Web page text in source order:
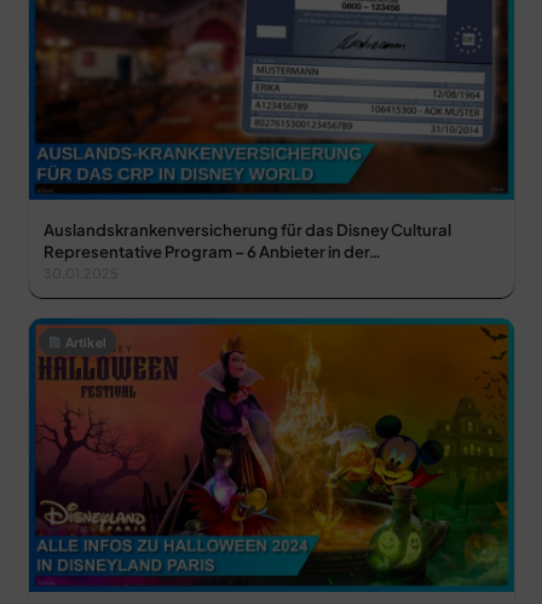
Auslandskrankenversicherung für das Disney Cultural
Representative Program – 6 Anbieter in der…
30.01.2025
Artikel